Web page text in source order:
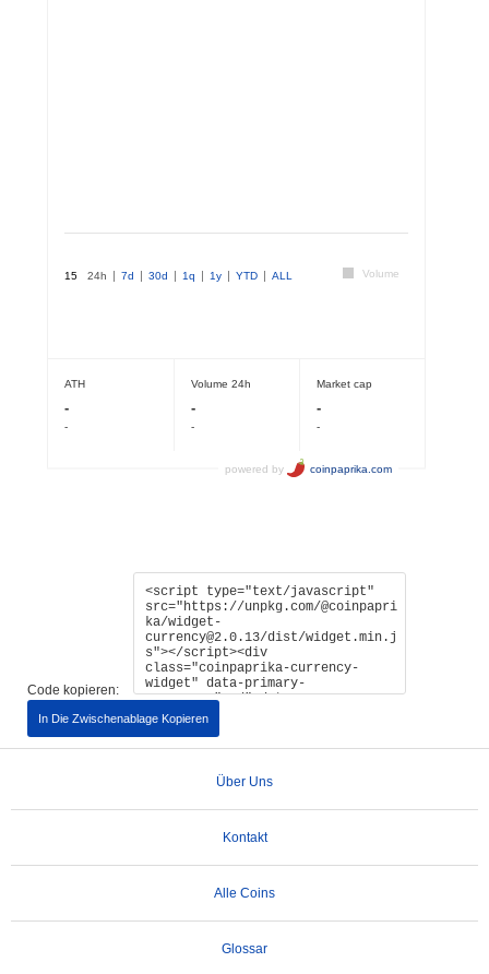
Code kopieren:
In Die Zwischenablage Kopieren
Über Uns
Kontakt
Alle Coins
Glossar